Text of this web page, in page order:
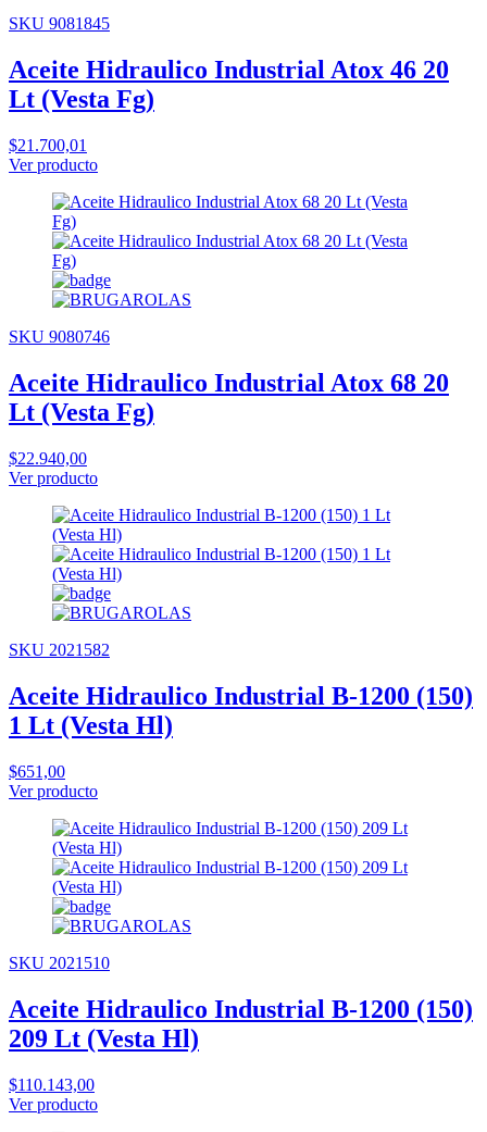
SKU 9081845
Aceite Hidraulico Industrial Atox 46 20
Lt (Vesta Fg)
$21.700,01
Ver producto
SKU 9080746
Aceite Hidraulico Industrial Atox 68 20
Lt (Vesta Fg)
$22.940,00
Ver producto
SKU 2021582
Aceite Hidraulico Industrial B-1200 (150)
1 Lt (Vesta Hl)
$651,00
Ver producto
SKU 2021510
Aceite Hidraulico Industrial B-1200 (150)
209 Lt (Vesta Hl)
$110.143,00
Ver producto